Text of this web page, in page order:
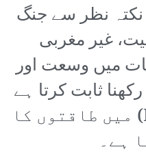
نکتہ نظر سے جنگ
غیر مغربی
میں وسعت اور
ثابت کرتا ہے
کہ یوریشیاء (Eurasia) میں طاقتوں کا
ہے۔